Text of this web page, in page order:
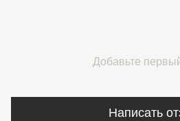
Добавьте
Написать